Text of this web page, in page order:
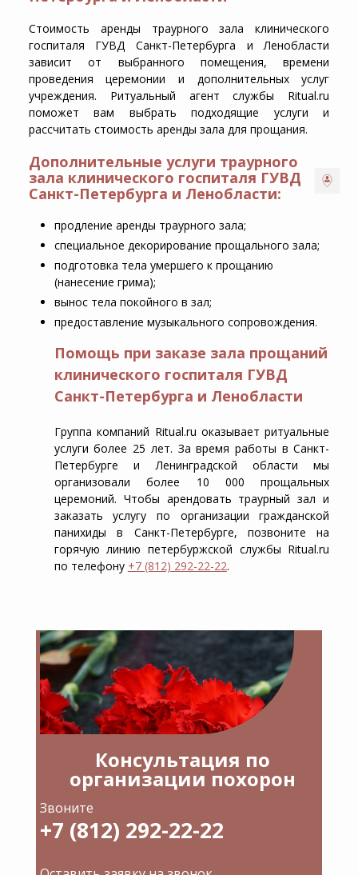
Стоимость аренды траурного зала клинического
госпиталя ГУВД Санкт-Петербурга и Ленобласти
зависит от выбранного помещения, времени
проведения церемонии и дополнительных услуг
учреждения. Ритуальный агент службы Ritual.ru
поможет вам выбрать подходящие услуги и
рассчитать стоимость аренды зала для прощания.
Дополнительные услуги траурного
зала клинического госпиталя ГУВД
Санкт-Петербурга и Ленобласти:
продление аренды траурного зала;
специальное декорирование прощального зала;
подготовка тела умершего к прощанию
(нанесение грима);
вынос тела покойного в зал;
предоставление музыкального сопровождения.
Помощь при заказе зала прощаний
клинического госпиталя ГУВД
Санкт-Петербурга и Ленобласти
Группа компаний Ritual.ru оказывает ритуальные
услуги более 25 лет. За время работы в Санкт-
Петербурге и Ленинградской области мы
организовали более 10 000 прощальных
церемоний. Чтобы арендовать траурный зал и
заказать услугу по организации гражданской
панихиды в Санкт-Петербурге, позвоните на
горячую линию петербуржской службы Ritual.ru
по телефону +7 (812) 292-22-22.
Консультация по
организации похорон
Звоните
+7 (812) 292-22-22